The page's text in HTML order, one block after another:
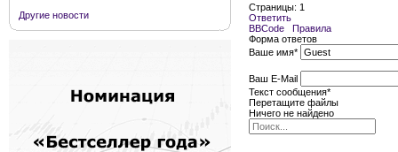
Другие новости
Страницы: 1
Ответить
BBCode
Правила
Форма ответов
Ваше имя*
Ваш E-Mail
Текст сообщения*
Перетащите файлы
Ничего не найдено